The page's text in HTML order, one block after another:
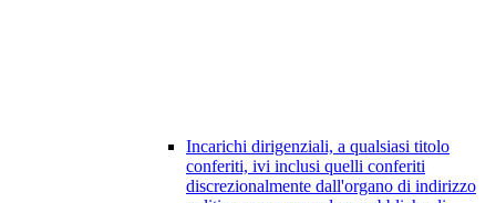
Incarichi dirigenziali, a qualsiasi titolo
conferiti, ivi inclusi quelli conferiti
discrezionalmente dall'organo di indirizzo